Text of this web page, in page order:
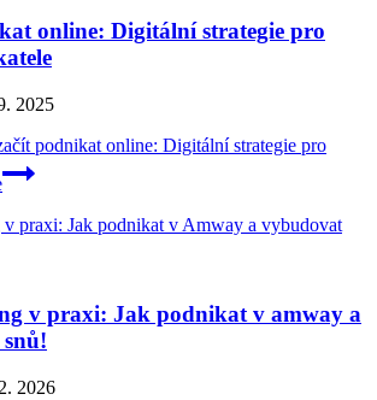
online: Digitální strategie pro
2025
podnikat online: Digitální strategie pro
v praxi: Jak podnikat v amway a
2026